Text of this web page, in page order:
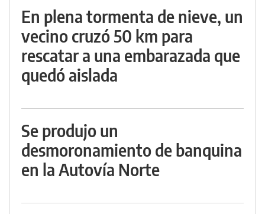
En plena tormenta de nieve, un
vecino cruzó 50 km para
rescatar a una embarazada que
quedó aislada
Se produjo un
desmoronamiento de banquina
en la Autovía Norte